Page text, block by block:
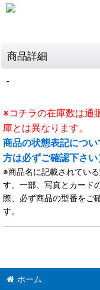
商品詳細
-
※コチラの在庫数は通
庫とは異なります。
商品の状態表記につ
方は必ずご確認下さい
※商品名に記載されてい
す。一部、写真とカード
際、必ず商品の型番をご
す。
ホーム